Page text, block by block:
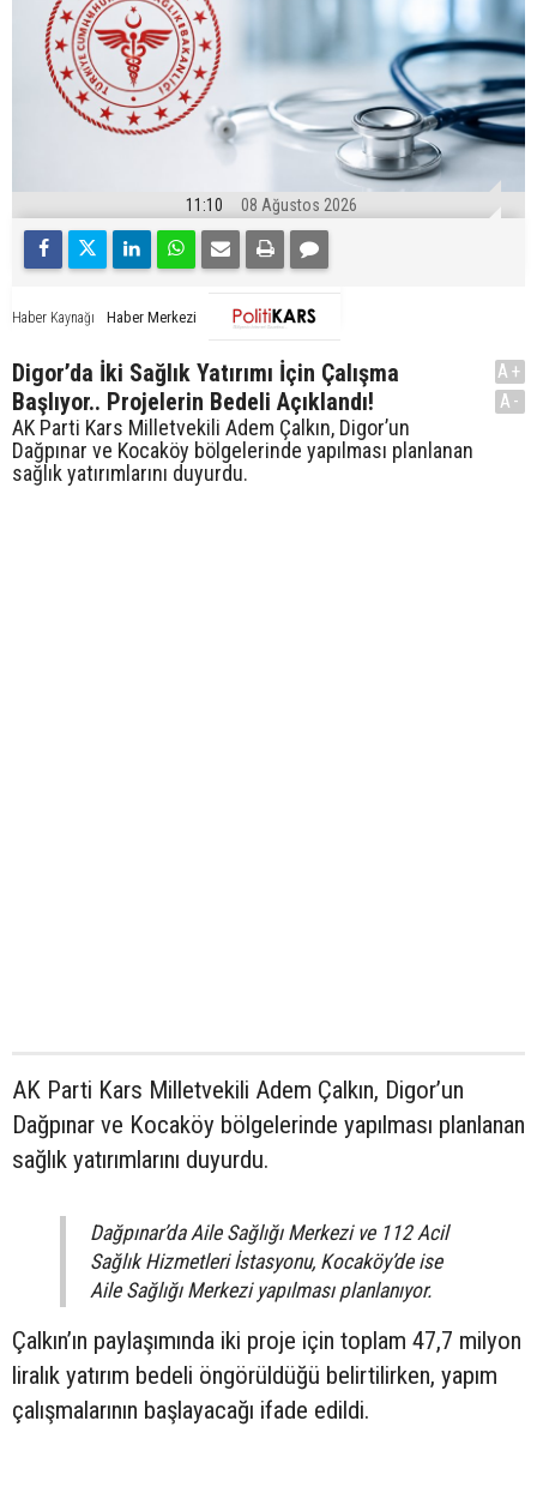
11:10 08 Ağustos 2026
Haber Kaynağı Haber Merkezi
Digor’da İki Sağlık Yatırımı İçin Çalışma
Başlıyor.. Projelerin Bedeli Açıklandı!
AK Parti Kars Milletvekili Adem Çalkın, Digor’un
Dağpınar ve Kocaköy bölgelerinde yapılması planlanan
sağlık yatırımlarını duyurdu.
A+
A-
AK Parti Kars Milletvekili Adem Çalkın, Digor’un
Dağpınar ve Kocaköy bölgelerinde yapılması planlanan
sağlık yatırımlarını duyurdu.
Dağpınar’da Aile Sağlığı Merkezi ve 112 Acil
Sağlık Hizmetleri İstasyonu, Kocaköy’de ise
Aile Sağlığı Merkezi yapılması planlanıyor.
Çalkın’ın paylaşımında iki proje için toplam 47,7 milyon
liralık yatırım bedeli öngörüldüğü belirtilirken, yapım
çalışmalarının başlayacağı ifade edildi.